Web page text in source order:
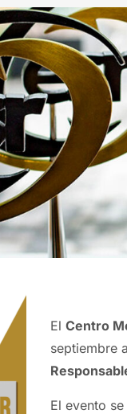
El Centro
septiembre
El evento